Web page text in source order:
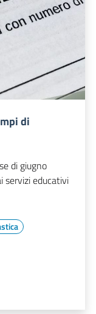
di
di giugno
educativi